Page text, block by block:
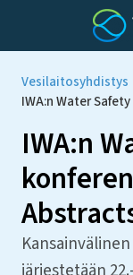
Vesilaitosyhdistys
IWA:n Water
IWA:n